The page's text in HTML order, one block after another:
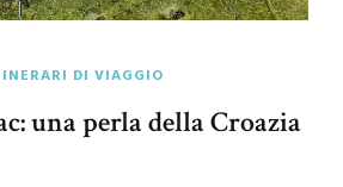
DI VIAGGIO
una perla della Croazia